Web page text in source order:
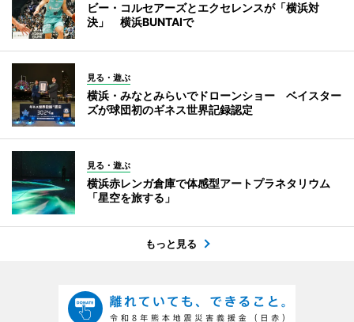
ビー・コルセアーズとエクセレンスが「横浜対
決」 横浜BUNTAIで
見る・遊ぶ
横浜・みなとみらいでドローンショー ベイスター
ズが球団初のギネス世界記録認定
見る・遊ぶ
横浜赤レンガ倉庫で体感型アートプラネタリウム
「星空を旅する」
もっと見る